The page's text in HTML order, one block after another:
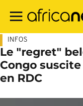
contenu
INFOS
Le "regret"
Congo
en RDC